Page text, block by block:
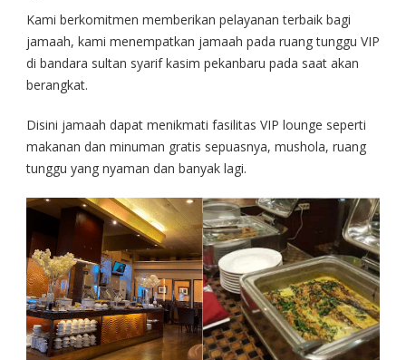
Kami berkomitmen memberikan pelayanan terbaik bagi
jamaah, kami menempatkan jamaah pada ruang tunggu VIP
di bandara sultan syarif kasim pekanbaru pada saat akan
berangkat.
Disini jamaah dapat menikmati fasilitas VIP lounge seperti
makanan dan minuman gratis sepuasnya, mushola, ruang
tunggu yang nyaman dan banyak lagi.